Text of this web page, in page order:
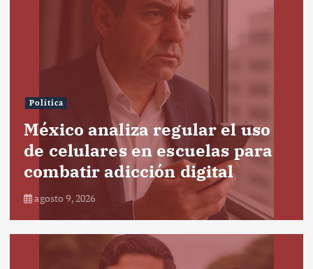
Política
México analiza regular el uso
de celulares en escuelas para
combatir adicción digital
agosto 9, 2026